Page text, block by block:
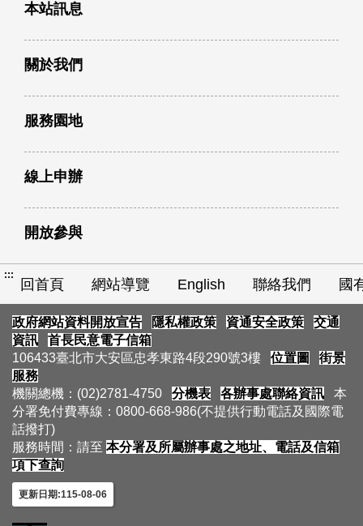
本站訊息
關於我們
服務園地
線上申辦
開放參與
:::
回首頁 網站導覽 English 聯絡我們 國
政府網站資料開放宣告 隱私權政策 資通安全政策
交通
資訊
首長民意電子信箱
106433臺北市大安區忠孝東路4段290號3樓
位置圖
街景
服務
機關總機：(02)2781-4750
分機表 各辦事處聯絡資訊
本
分署免付費專線：0800-668-986(不提供行動電話及國際電
話撥打)
服務時間：請至 本分署及所屬辦事處之地址、電話及信箱
項下查詢
更新日期:115-08-06